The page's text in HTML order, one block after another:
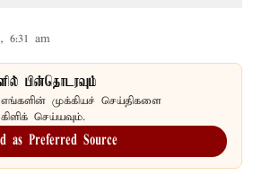
6:31 am
பின்தொடரவும்
எங்களின் முக்கியச் செய்திகளை
செய்யவும்.
as Preferred Source